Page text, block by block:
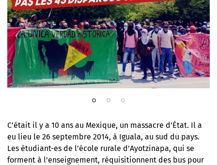
C’était il y a 10 ans au Mexique, un massacre d’État. Il a
eu lieu le 26 septembre 2014, à Iguala, au sud du pays.
Les étudiant-es de l’école rurale d’Ayotzinapa, qui se
forment à l’enseignement, réquisitionnent des bus pour